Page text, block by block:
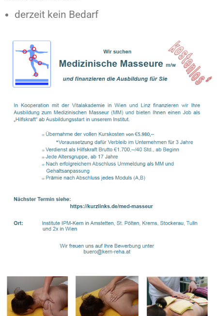
derzeit kein Bedarf